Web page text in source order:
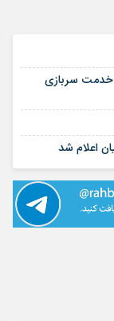
خدمت سربازی
اعلام شد